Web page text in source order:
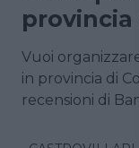
provincia
Vuoi
in provincia di
recensioni di